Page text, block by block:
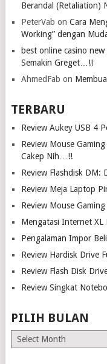
Berandal (Retaliation)
PeterVab on Cara
Working” dengan
best online casino new
Semakin Greget…!!
AhmedFab on
TERBARU
Review Aukey USB 4
Review Mouse
Cakep Nih…!!
Review Flashdisk DM:
Review Meja Laptop
Review Mouse
Mengatasi Internet XL
Pengalaman Impor
Review Hardisk Drive
Review Flash Disk
Review Singkat
PILIH BULAN
Pilih
Bulan